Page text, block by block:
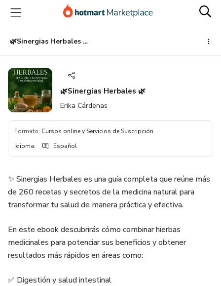
principal
página
de
página
🌿Sinergias Herbales 🌿
🌿Sinergias Herbales 🌿
Erika Cárdenas
Formato: Cursos online y Servicios de Suscripción
Idioma: Español
✨ Sinergias Herbales es una guía completa que reúne más
de 260 recetas y secretos de la medicina natural para
transformar tu salud de manera práctica y efectiva.
En este ebook descubrirás cómo combinar hierbas
medicinales para potenciar sus beneficios y obtener
resultados más rápidos en áreas como:
✅ Digestión y salud intestinal